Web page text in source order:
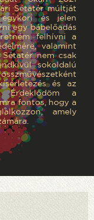
Sétatér múltját
és jelen
egy bábelőadás
felhívni a
valamint
nem csak
sokoldalú
és az
Érdeklődöm a
fontos, hogy a
amely